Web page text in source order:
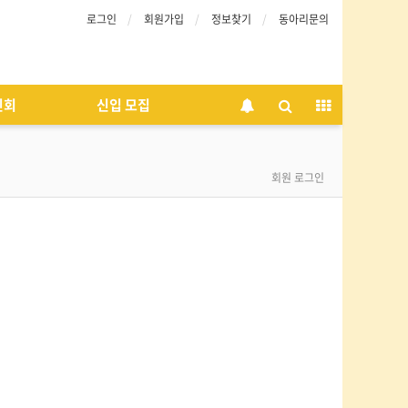
로그인 회원가입 정보찾기 동아리문의
신입 모집
회원 로그인